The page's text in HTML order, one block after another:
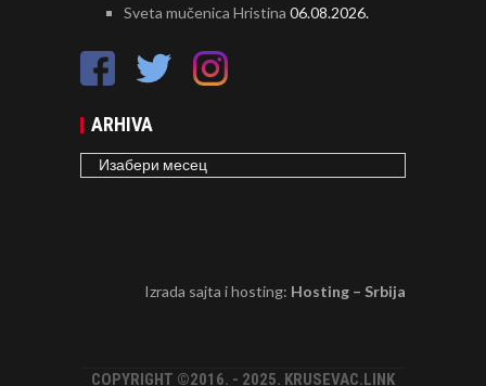
Sveta mučenica Hristina 06.08.2026.
ARHIVA
ARHIVA
Izrada sajta i hosting: Hosting – Srbija
COPYRIGHT ©2016. - 2025. KRUSEVAC.LINK